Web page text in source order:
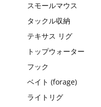
スモールマウス
タックル収納
テキサス リグ
トップウォーター
フック
ベイト (forage)
ライトリグ